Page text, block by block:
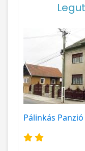
Pálinkás Panzió